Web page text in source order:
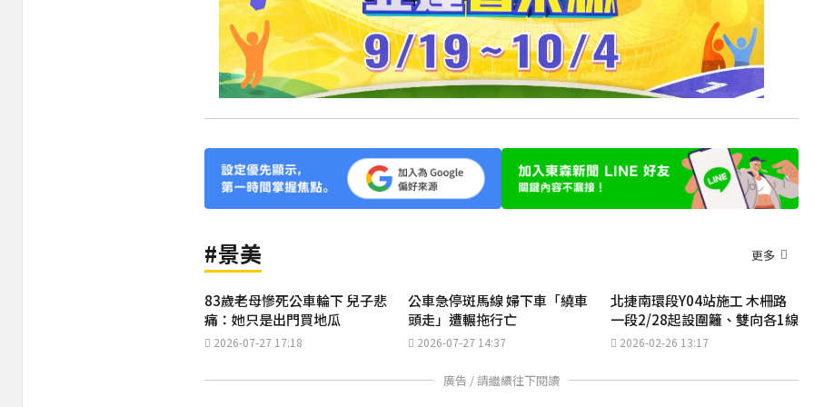
#景美 更多
83歲老母慘死公車輪下 兒子悲
痛：她只是出門買地瓜
2026-07-27 17:18
公車急停斑馬線 婦下車「繞車
頭走」遭輾拖行亡
2026-07-27 14:37
北捷南環段Y04站施工 木柵路
一段2/28起設圍籬、雙向各1線
2026-02-26 13:17
廣告 / 請繼續往下閱讀